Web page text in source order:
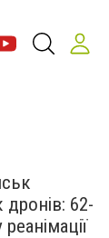
62-